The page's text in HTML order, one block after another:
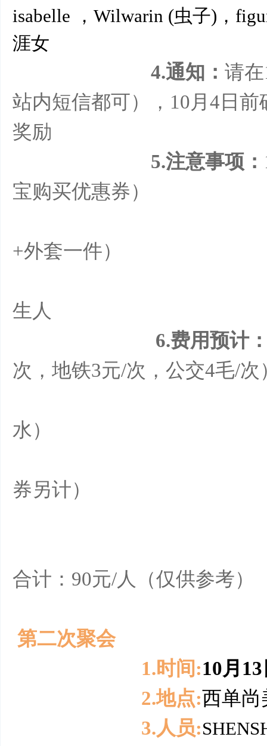
isabelle ，Wilwarin (虫子)，
涯女
4.通知： 请
站内短信都可），10月4日
奖励
5.注意事项：
宝购买优惠券）
+外套一件）
生人
6.费用预计
次，地铁3元/次，公交4毛/次
水）
券另计）
合计：90元/人（仅供参考）
第二次聚会
1.时间:10月
2.地点:西单尚
3.人员: